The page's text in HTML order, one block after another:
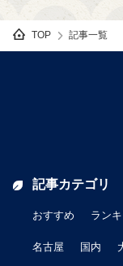
TOP 記事一覧
記事カテゴリ
おすすめ ラン
名古屋 国内